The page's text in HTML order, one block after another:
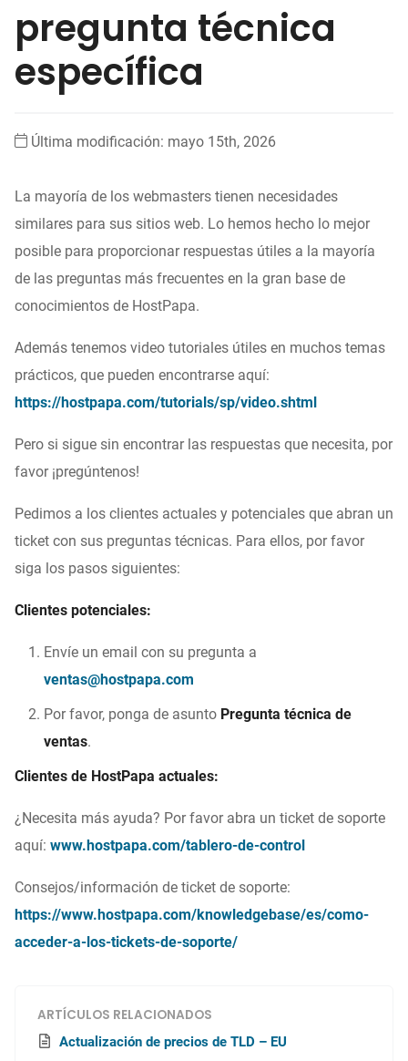
pregunta técnica
especí­fica
Última modificación: mayo 15th, 2026
La mayoría de los webmasters tienen necesidades
similares para sus sitios web. Lo hemos hecho lo mejor
posible para proporcionar respuestas útiles a la mayoría
de las preguntas más frecuentes en la gran base de
conocimientos de HostPapa.
Además tenemos video tutoriales útiles en muchos temas
prácticos, que pueden encontrarse aquí:
https://hostpapa.com/tutorials/sp/video.shtml
Pero si sigue sin encontrar las respuestas que necesita, por
favor ¡pregúntenos!
Pedimos a los clientes actuales y potenciales que abran un
ticket con sus preguntas técnicas. Para ellos, por favor
siga los pasos siguientes:
Clientes potenciales:
Envíe un email con su pregunta a
ventas@hostpapa.com
Por favor, ponga de asunto Pregunta técnica de
ventas.
Clientes de HostPapa actuales:
¿Necesita más ayuda? Por favor abra un ticket de soporte
aquí: www.hostpapa.com/tablero-de-control
Consejos/información de ticket de soporte:
https://www.hostpapa.com/knowledgebase/es/como-
acceder-a-los-tickets-de-soporte/
ARTÍCULOS RELACIONADOS
Actualización de precios de TLD – EU